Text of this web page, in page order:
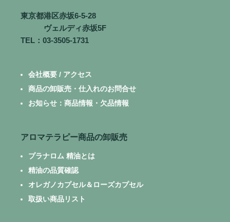
東京都港区赤坂6-5-28
ヴェルディ赤坂5F
TEL：03-3505-1731
会社概要 / アクセス
商品の卸販売・仕入れのお問合せ
お知らせ：商品情報・欠品情報
アロマテラピー商品の卸販売
プラナロム 精油とは
精油の品質確認
オレガノカプセル＆ローズカプセル
取扱い商品リスト